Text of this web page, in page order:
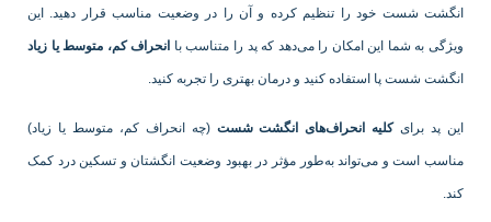
انگشت شست خود را تنظیم کرده و آن را در وضعیت مناسب قرار دهید. این
ویژگی به شما این امکان را می‌دهد که پد را متناسب با انحراف کم، متوسط یا زیاد
انگشت شست پا استفاده کنید و درمان بهتری را تجربه کنید.
این پد برایکلیه انحراف‌های انگشت شست (چه انحراف کم، متوسط یا زیاد)
مناسب است و می‌تواند به‌طور مؤثر در بهبود وضعیت انگشتان و تسکین درد کمک
کند.